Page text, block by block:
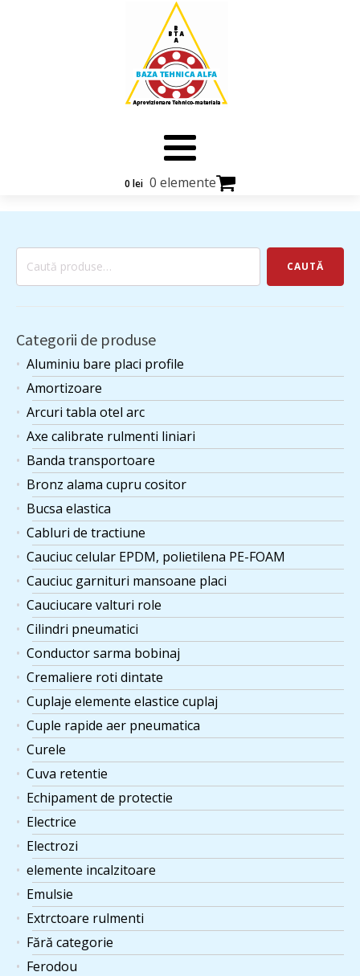
0 lei 0 elemente
Caută
CAUTĂ
Categorii de produse
Aluminiu bare placi profile
Amortizoare
Arcuri tabla otel arc
Axe calibrate rulmenti liniari
Banda transportoare
Bronz alama cupru cositor
Bucsa elastica
Cabluri de tractiune
Cauciuc celular EPDM, polietilena PE-FOAM
Cauciuc garnituri mansoane placi
Cauciucare valturi role
Cilindri pneumatici
Conductor sarma bobinaj
Cremaliere roti dintate
Cuplaje elemente elastice cuplaj
Cuple rapide aer pneumatica
Curele
Cuva retentie
Echipament de protectie
Electrice
Electrozi
elemente incalzitoare
Emulsie
Extrctoare rulmenti
Fără categorie
Ferodou